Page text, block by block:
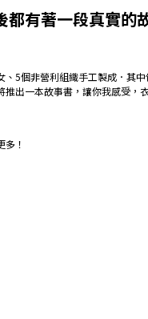
都有著一段真實的
、5個非營利組織手工製成．其
出一本故事書，讓你我感受，
！